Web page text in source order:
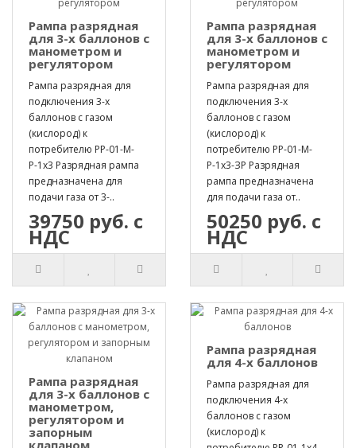
Рампа разрядная
для 3-х баллонов с
манометром и
регулятором
Рампа разрядная для
подключения 3-х
баллонов с газом
(кислород) к
потребителю РР-01-М-
Р-1х3 Разрядная рампа
предназначена для
подачи газа от 3-..
39750 руб. с
НДС
Рампа разрядная
для 3-х баллонов с
манометром и
регулятором
Рампа разрядная для
подключения 3-х
баллонов с газом
(кислород) к
потребителю РР-01-М-
Р-1х3-ЗР Разрядная
рампа предназначена
для подачи газа от..
50250 руб. с
НДС
Рампа разрядная
для 3-х баллонов с
манометром,
регулятором и
запорным
клапаном
Рампа разрядная
для 4-х баллонов
Рампа разрядная для
подключения 4-х
баллонов с газом
(кислород) к